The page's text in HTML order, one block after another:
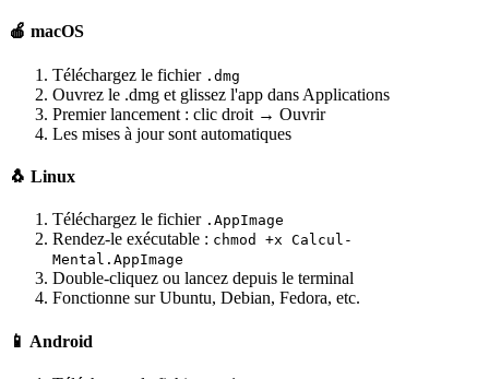
🍎 macOS
Téléchargez le fichier .dmg
Ouvrez le .dmg et glissez l'app dans Applications
Premier lancement : clic droit → Ouvrir
Les mises à jour sont automatiques
🐧 Linux
Téléchargez le fichier .AppImage
Rendez-le exécutable : chmod +x Calcul-
Mental.AppImage
Double-cliquez ou lancez depuis le terminal
Fonctionne sur Ubuntu, Debian, Fedora, etc.
📱 Android